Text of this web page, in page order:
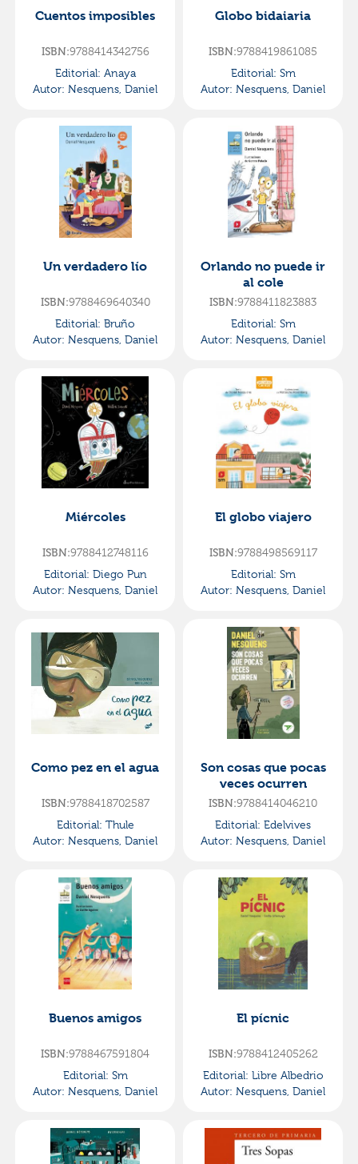
Cuentos imposibles
ISBN:9788414342756
Editorial: Anaya
Autor: Nesquens, Daniel
Globo bidaiaria
ISBN:9788419861085
Editorial: Sm
Autor: Nesquens, Daniel
Un verdadero lío
ISBN:9788469640340
Editorial: Bruño
Autor: Nesquens, Daniel
Orlando no puede ir
al cole
ISBN:9788411823883
Editorial: Sm
Autor: Nesquens, Daniel
Miércoles
ISBN:9788412748116
Editorial: Diego Pun
Autor: Nesquens, Daniel
El globo viajero
ISBN:9788498569117
Editorial: Sm
Autor: Nesquens, Daniel
Como pez en el agua
ISBN:9788418702587
Editorial: Thule
Autor: Nesquens, Daniel
Son cosas que pocas
veces ocurren
ISBN:9788414046210
Editorial: Edelvives
Autor: Nesquens, Daniel
Buenos amigos
ISBN:9788467591804
Editorial: Sm
Autor: Nesquens, Daniel
El pícnic
ISBN:9788412405262
Editorial: Libre Albedrio
Autor: Nesquens, Daniel